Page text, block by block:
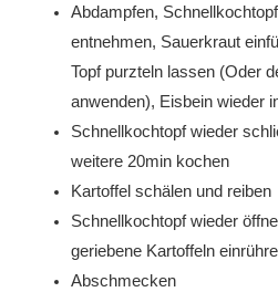
Abdampfen,
entnehmen, Sauerkraut
Topf purzteln lassen (Oder
anwenden), Eisbein wieder
Schnellkochtopf wieder
weitere 20min kochen
Kartoffel schälen und reiben
Schnellkochtopf wieder
geriebene Kartoffeln
Abschmecken